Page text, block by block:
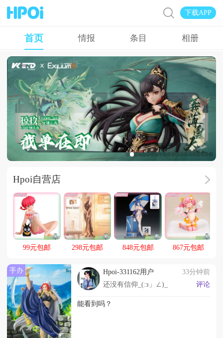
下载APP
首页 情报 条目 相册
广告
Hpoi自营店
99元包邮 298元包邮 848元包邮 867元包邮
手办 Hpoi-331162用户
33分钟前
还没有信仰_(:з」∠)_
评论
能看到吗？